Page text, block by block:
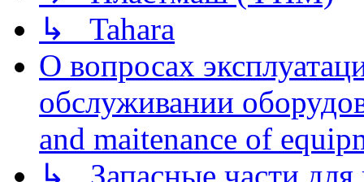
↳ Tahara
О вопросах
обслуживании
and maitenance of